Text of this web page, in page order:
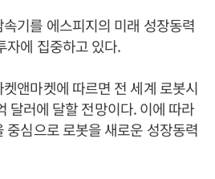
기를 에스피지의 미래 성장동력
자에 집중하고 있다.
앤마켓에 따르면 전 세계 로봇시
달러에 달할 전망이다. 이에 따라
중심으로 로봇을 새로운 성장동력